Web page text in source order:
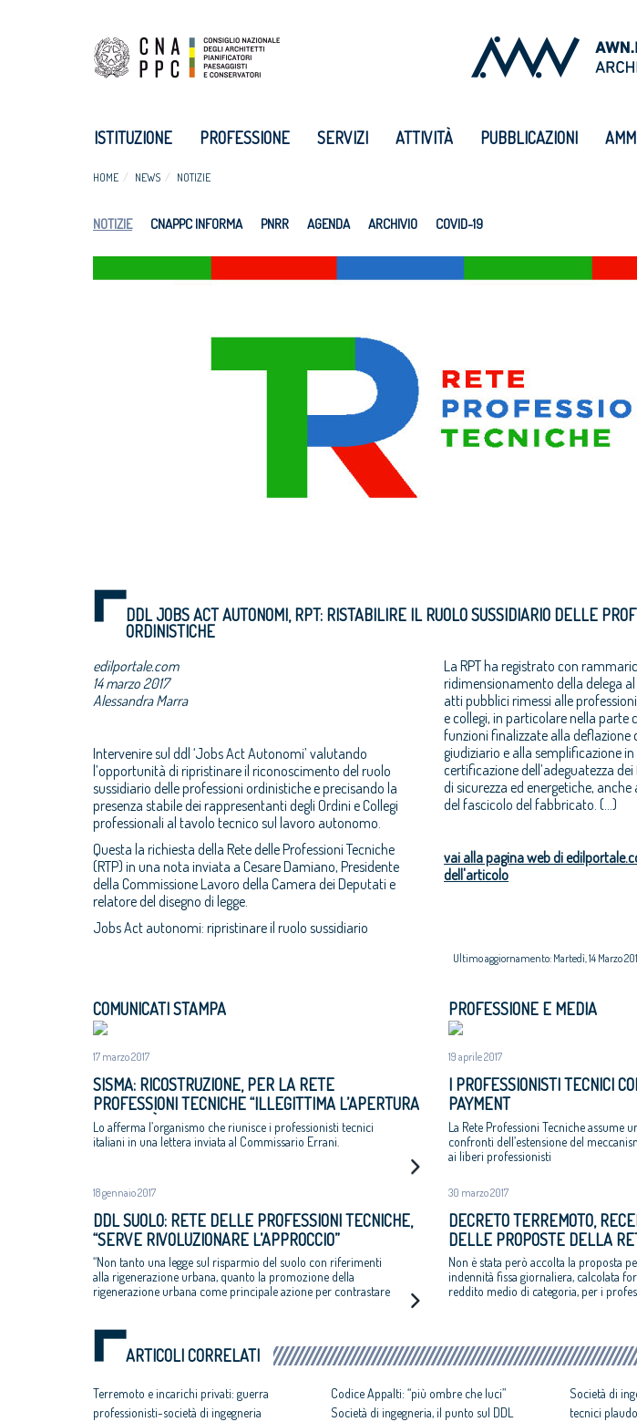
ISTITUZIONE PROFESSIONE SERVIZI ATTIVITÀ PUBBLICAZIONI
HOME NEWS NOTIZIE
NOTIZIE CNAPPC INFORMA PNRR AGENDA ARCHIVIO COVID-19
DDL JOBS ACT AUTONOMI, RPT: RISTABILIRE IL RUOLO SUSSIDIARIO DELLE
ORDINISTICHE
edilportale.com
14 marzo 2017
Alessandra Marra
Intervenire sul ddl ‘Jobs Act Autonomi’ valutando
l’opportunità di ripristinare il riconoscimento del ruolo
sussidiario delle professioni ordinistiche e precisando la
presenza stabile dei rappresentanti degli Ordini e Collegi
professionali al tavolo tecnico sul lavoro autonomo.
Questa la richiesta della Rete delle Professioni Tecniche
(RTP) in una nota inviata a Cesare Damiano, Presidente
della Commissione Lavoro della Camera dei Deputati e
relatore del disegno di legge.
Jobs Act autonomi: ripristinare il ruolo sussidiario
La RPT ha registrato con
ridimensionamento della delega
atti pubblici rimessi alle
e collegi, in particolare nella parte
funzioni finalizzate alla deflazione
giudiziario e alla semplificazione
certificazione dell’adeguatezza
di sicurezza ed energetiche,
del fascicolo del fabbricato. (...)
vai alla pagina web di
dell'articolo
Ultimo aggiornamento: Martedì, 14 Marzo
COMUNICATI STAMPA
17 marzo 2017
SISMA: RICOSTRUZIONE, PER LA RETE
PROFESSIONI TECNICHE “ILLEGITTIMA L’APERTURA
A SOCIETÀ DI INGEGNERIA PER INCARICHI DA
PRIVATI”
Lo afferma l’organismo che riunisce i professionisti tecnici
italiani in una lettera inviata al Commissario Errani.
18 gennaio 2017
DDL SUOLO: RETE DELLE PROFESSIONI TECNICHE,
“SERVE RIVOLUZIONARE L’APPROCCIO”
“Non tanto una legge sul risparmio del suolo con riferimenti
alla rigenerazione urbana, quanto la promozione della
rigenerazione urbana come principale azione per contrastare
PROFESSIONE E MEDIA
19 aprile 2017
I PROFESSIONISTI TECNICI
PAYMENT
La Rete Professioni Tecniche assume
confronti dell’estensione del
ai liberi professionisti
30 marzo 2017
DECRETO TERREMOTO,
DELLE PROPOSTE DELLA
TECNICHE
Non è stata però accolta la proposta
indennità fissa giornaliera, calcolata
reddito medio di categoria, per i
ARTICOLI CORRELATI
Terremoto e incarichi privati: guerra
professionisti-società di ingegneria
Codice Appalti: “più ombre che luci”
Società di ingegneria, il punto sul DDL
Società di
tecnici